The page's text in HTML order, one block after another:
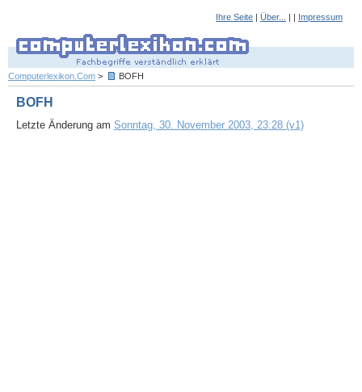
Ihre Seite | Über... | | Impressum
Computerlexikon.Com > BOFH
BOFH
Letzte Änderung am Sonntag, 30. November 2003, 23:28 (v1)